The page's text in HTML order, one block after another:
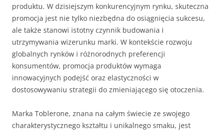
produktu. W dzisiejszym konkurencyjnym rynku, skuteczna
promocja jest nie tylko niezbędna do osiągnięcia sukcesu,
ale także stanowi istotny czynnik budowania i
utrzymywania wizerunku marki. W kontekście rozwoju
globalnych rynków i różnorodnych preferencji
konsumentów, promocja produktów wymaga
innowacyjnych podejść oraz elastyczności w
dostosowywaniu strategii do zmieniającego się otoczenia.
Marka Toblerone, znana na całym świecie ze swojego
charakterystycznego kształtu i unikalnego smaku, jest